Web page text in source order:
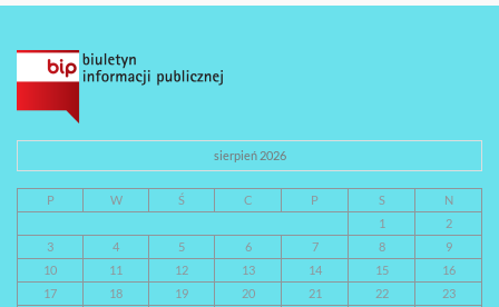
sierpień 2026
P W Ś C P S
N
1
2
3
4 5 6 7 8
9
10
11 12 13 14 15
16
17
18 19 20 21 22
23